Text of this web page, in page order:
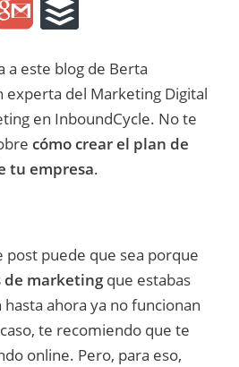
a este blog de Berta
experta del Marketing Digital
en InboundCycle. No te
cómo crear el plan de
tu empresa.
post puede que sea porque
de marketingque estabas
ahora ya no funcionan
te recomiendo que te
online. Pero, para eso,